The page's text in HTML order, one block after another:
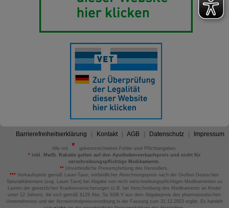
Barrierefreiheitserklärung Kontakt AGB Datenschutz Impressum
Alle mit
gekennzeichneten Felder sind Pflichtangaben.
*inkl. MwSt. Rabatte gelten auf den Apothekenverkaufspreis und nicht für
verschreibungspflichtige Medikamente.
** Unverbindliche Preisempfehlung des Herstellers.
*** Verkaufspreis gemäß Lauer-Taxe; verbindlicher Abrechnungspreis nach der Großen Deutschen
Spezialitätentaxe (sog. Lauer-Taxe) bei Abgabe von nicht verschreibungspflichtigen Medikamenten zu
Lasten der gesetzlichen Krankenversicherungen (z.B. bei Verschreibung des Medikaments an Kinder
unter 12 Jahren), die sich gemäß §129 Abs. 5a SGB V aus dem Abgabepreis des pharmazeutischen
Unternehmens und der Arzneimittelpreisverordnung in der Fassung zum 31.12.2003 ergibt. Es handelt